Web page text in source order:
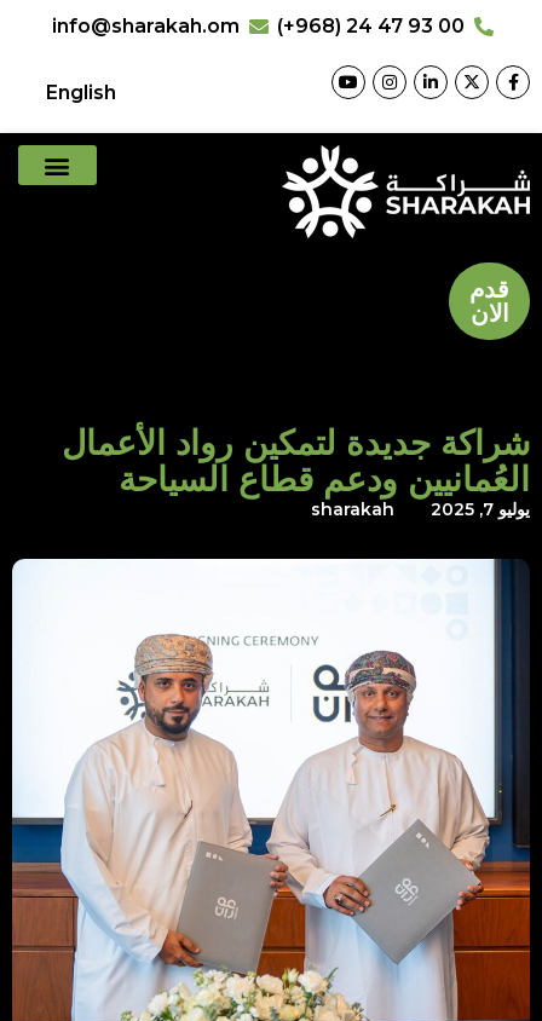
(+968) 24 47 93 00
info@sharakah.om
English
قدم
الان
شراكة جديدة لتمكين رواد الأعمال
العُمانيين ودعم قطاع السياحة
يوليو 7, 2025 sharakah